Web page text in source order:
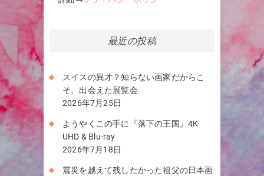
最近の投稿
スイスの異才？知らない画家だからこ
そ、出会えた展覧会
2026年7月25日
ようやくこの手に『落下の王国』4K
UHD & Blu-ray
2026年7月18日
震災を越えて残したかった祖父の日本画